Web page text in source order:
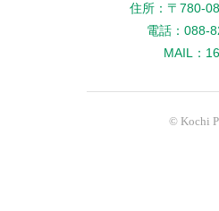
住所：〒780-
電話：088-
MAIL：
© Kochi